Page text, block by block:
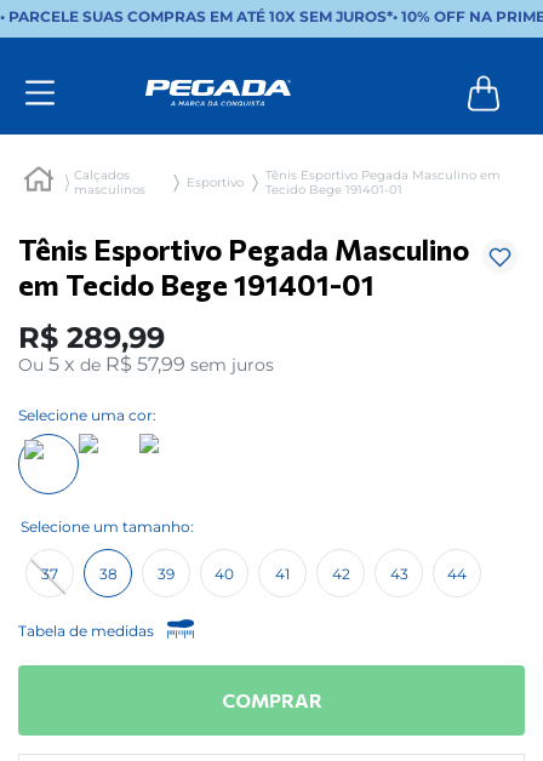
• PARCELE SUAS COMPRAS EM ATÉ 10X SEM JUROS*• 10% OFF NA
Calçados
masculinos
Esportivo
Tênis Esportivo Pegada Masculino em
Tecido Bege 191401-01
Tênis Esportivo Pegada Masculino
em Tecido Bege 191401-01
R$ 289,99
Ou 5 x de R$ 57,99 sem juros
Selecione uma cor:
37 38 39 40 41 42 43 44
Tabela de medidas
COMPRAR